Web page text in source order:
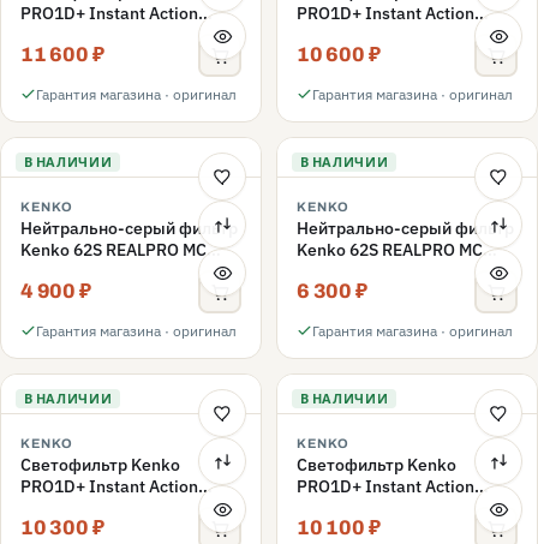
PRO1D+ Instant Action
Variable NDX3-450+C-PLS
переменной плотности
11 600 ₽
Гарантия магазина · оригинал
PRO1D+ Instant Action
Variable NDX3-450+C-PL
переменной плотности
10 600 ₽
Гарантия магазина · оригинал
В НАЛИЧИИ
KENKO
Нейтрально-серый фильтр
Kenko 62S REALPRO MC
4 900 ₽
Гарантия магазина · оригинал
В НАЛИЧИИ
KENKO
Нейтрально-серый фильтр
Kenko 62S REALPRO MC
6 300 ₽
Гарантия магазина · оригинал
В НАЛИЧИИ
KENKO
Светофильтр Kenko
PRO1D+ Instant Action
Variable NDX3-450+C-PLS
переменной плотности
10 300 ₽
В НАЛИЧИИ
KENKO
Светофильтр Kenko
PRO1D+ Instant Action
Variable NDX3-450+C-PL
переменной плотности
10 100 ₽